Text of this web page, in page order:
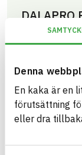
Denna
En kaka är en
förutsättning
eller dra
DALAPRO
Spackel för
01705 Kitt och
7391578102375
HÄLSO- OCH